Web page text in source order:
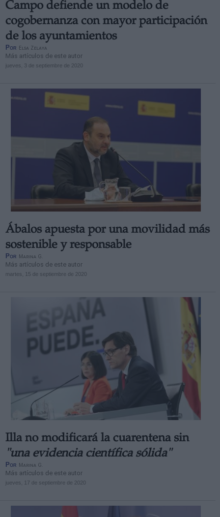
Campo defiende un modelo de
cogobernanza con mayor participación
de los ayuntamientos
Por Elsa Zelaya
Más artículos de este autor
jueves, 3 de septiembre de 2020
Ábalos apuesta por una movilidad más
sostenible y responsable
Por Marina G.
Más artículos de este autor
martes, 15 de septiembre de 2020
Illa no modificará la cuarentena sin
"una evidencia científica sólida"
Por Marina G.
Más artículos de este autor
jueves, 17 de septiembre de 2020